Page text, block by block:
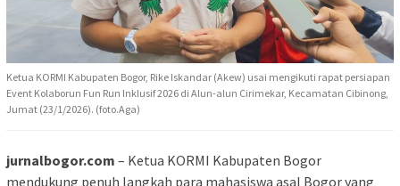
Ketua KORMI Kabupaten Bogor, Rike Iskandar (Akew) usai mengikuti rapat persiapan
Event Kolaborun Fun Run Inklusif 2026 di Alun-alun Cirimekar, Kecamatan Cibinong,
Jumat (23/1/2026). (foto.Aga)
jurnalbogor.com – Ketua KORMI Kabupaten Bogor
mendukung penuh langkah para mahasiswa asal Bogor yang